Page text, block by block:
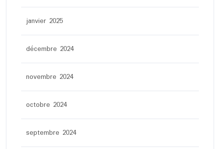
janvier 2025
décembre 2024
novembre 2024
octobre 2024
septembre 2024